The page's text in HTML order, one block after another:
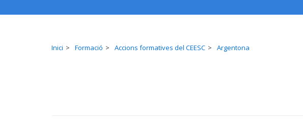
Inici Formació Accions formatives del CEESC Argentona